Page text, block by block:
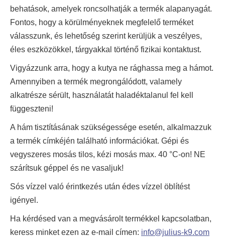
behatások, amelyek roncsolhatják a termék alapanyagát.
Fontos, hogy a körülményeknek megfelelő terméket
válasszunk, és lehetőség szerint kerüljük a veszélyes,
éles eszközökkel, tárgyakkal történő fizikai kontaktust.
Vigyázzunk arra, hogy a kutya ne rághassa meg a hámot.
Amennyiben a termék megrongálódott, valamely
alkatrésze sérült, használatát haladéktalanul fel kell
függeszteni!
A hám tisztításának szükségessége esetén, alkalmazzuk
a termék címkéjén található információkat. Gépi és
vegyszeres mosás tilos, kézi mosás max. 40 °C-on! NE
szárítsuk géppel és ne vasaljuk!
Sós vízzel való érintkezés után édes vízzel öblítést
igényel.
Ha kérdésed van a megvásárolt termékkel kapcsolatban,
keress minket ezen az e-mail címen: info@julius-k9.com